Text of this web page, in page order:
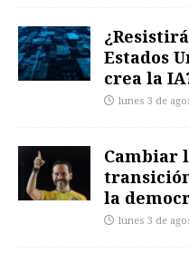
Estados
crea la
lunes 3 de
Cambiar
la
lunes 3 de